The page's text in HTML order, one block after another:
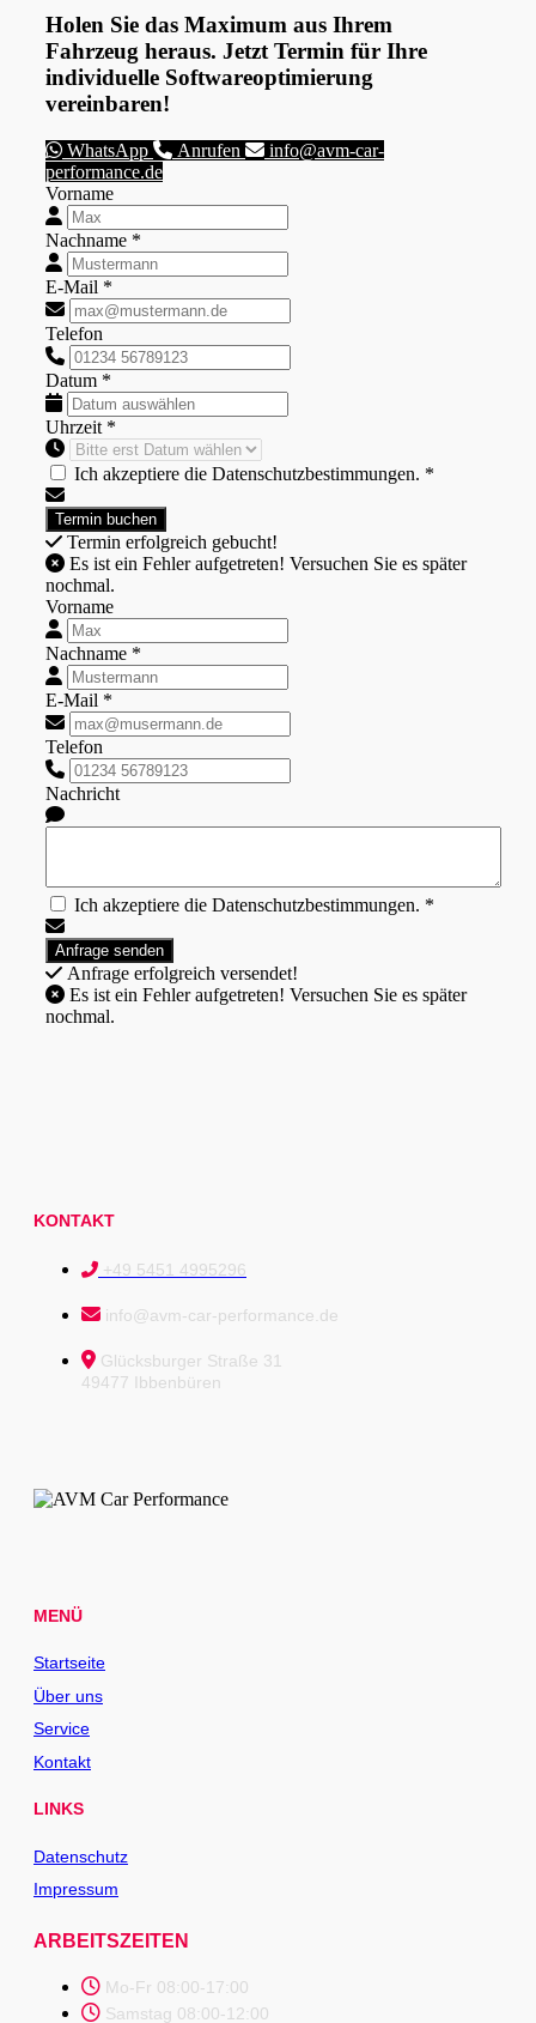
Holen Sie das Maximum aus Ihrem
Fahrzeug heraus. Jetzt Termin für Ihre
individuelle Softwareoptimierung
vereinbaren!
WhatsApp Anrufen
info@avm-car-
performance.de
Vorname
Nachname *
E-Mail *
Telefon
Datum *
Uhrzeit *
Ich akzeptiere die Datenschutzbestimmungen. *
Termin erfolgreich gebucht!
nochmal.
Vorname
Nachname *
E-Mail *
Telefon
Nachricht
Ich akzeptiere die Datenschutzbestimmungen. *
Anfrage erfolgreich versendet!
nochmal.
KONTAKT
+49 5451 4995296
info@avm-car-performance.de
Glücksburger Straße 31
49477 Ibbenbüren
MENÜ
Startseite
Über uns
Service
Kontakt
LINKS
Datenschutz
Impressum
ARBEITSZEITEN
Mo-Fr 08:00-17:00
Samstag 08:00-12:00